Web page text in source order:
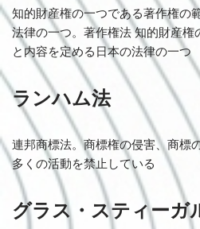
知的財産権の一つである著作権の
法律の一つ。著作権法 知的財産権
と内容を定める日本の法律の一つ
ランハム法
連邦商標法。商標権の侵害、商標
多くの活動を禁止している
グラス・スティーガ